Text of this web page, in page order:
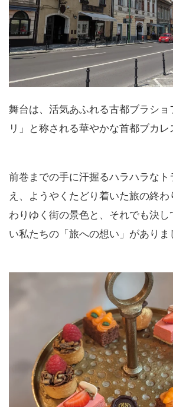
舞台は、活気あふれる古都ブラシ
リ」と称される華やかな首都ブカレ
前巻までの手に汗握るハラハラな
え、ようやくたどり着いた旅の終
わりゆく街の景色と、それでも決
い私たちの「旅への想い」がありま